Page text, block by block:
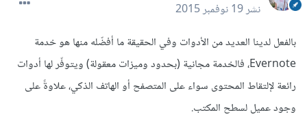
نشر19 نوفمبر 2015
بالفعل لدينا العديد من الأدوات وفي الحقيقة ما أفضّله منها هو خدمة
Evernote، فالخدمة مجانية (بحدود وميزات معقولة) ويتوفّر لها أدوات
رائعة لإلتقاط المحتوى سواء على المتصفح أو الهاتف الذكي، علاوةً على
وجود عميل لسطح المكتب.